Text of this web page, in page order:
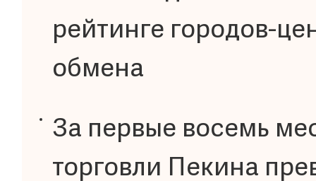
рейтинге городов-
обмена
За первые восемь
торговли Пекина